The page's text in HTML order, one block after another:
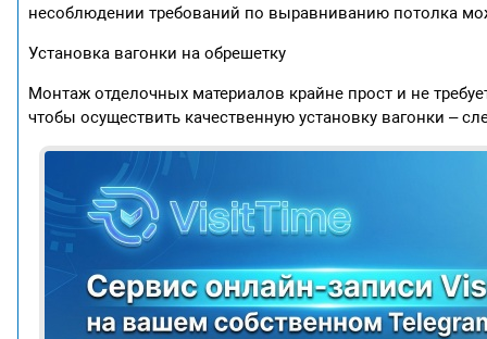
несоблюдении требований по выравниванию потолка
Установка вагонки на обрешетку
Монтаж отделочных материалов крайне прост и не
чтобы осуществить качественную установку вагонки –